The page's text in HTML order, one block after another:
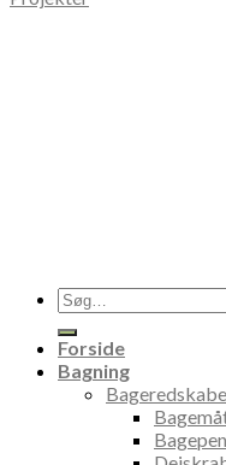
Søg
efter:
Forside
Bagning